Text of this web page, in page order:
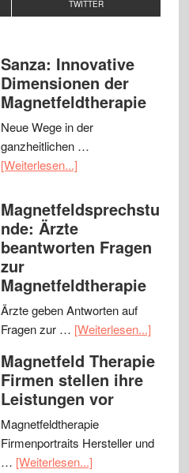
TWITTER
Sanza: Innovative
Dimensionen der
Magnetfeldtherapie
Neue Wege in der
ganzheitlichen …
[Weiterlesen...]
Magnetfeldsprechstu
nde: Ärzte
beantworten Fragen
zur
Magnetfeldtherapie
Ärzte geben Antworten auf
Fragen zur … [Weiterlesen...]
Magnetfeld Therapie
Firmen stellen ihre
Leistungen vor
Magnetfeldtherapie
Firmenportraits Hersteller und
… [Weiterlesen...]